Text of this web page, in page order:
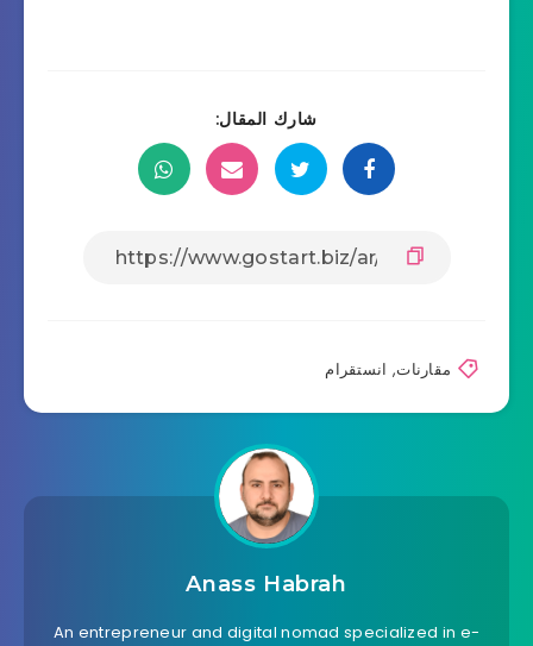
شارك المقال:
مقارنات, انستقرام
Anass Habrah
An entrepreneur and digital nomad specialized in e-